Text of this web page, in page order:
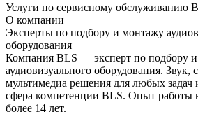
Услуги по сервисному обслуживанию
О компании
Эксперты по подбору и монтажу
оборудования
Компания BLS — эксперт по подбору
аудиовизуального оборудования. Звук,
мультимедиа решения для любых задач
сфера компетенции BLS. Опыт работы
более 14 лет.